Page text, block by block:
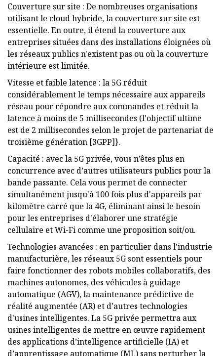
Couverture sur site : De nombreuses organisations
utilisant le cloud hybride, la couverture sur site est
essentielle. En outre, il étend la couverture aux
entreprises situées dans des installations éloignées où
les réseaux publics n'existent pas ou où la couverture
intérieure est limitée.
Vitesse et faible latence : la 5G réduit
considérablement le temps nécessaire aux appareils
réseau pour répondre aux commandes et réduit la
latence à moins de 5 millisecondes (l'objectif ultime
est de 2 millisecondes selon le projet de partenariat de
troisième génération [3GPP]}.
Capacité : avec la 5G privée, vous n’êtes plus en
concurrence avec d’autres utilisateurs publics pour la
bande passante. Cela vous permet de connecter
simultanément jusqu'à 100 fois plus d'appareils par
kilomètre carré que la 4G, éliminant ainsi le besoin
pour les entreprises d'élaborer une stratégie
cellulaire et Wi-Fi comme une proposition soit/ou.
Technologies avancées : en particulier dans l'industrie
manufacturière, les réseaux 5G sont essentiels pour
faire fonctionner des robots mobiles collaboratifs, des
machines autonomes, des véhicules à guidage
automatique (AGV), la maintenance prédictive de
réalité augmentée (AR) et d'autres technologies
d'usines intelligentes. La 5G privée permettra aux
usines intelligentes de mettre en œuvre rapidement
des applications d’intelligence artificielle (IA) et
d’apprentissage automatique (ML) sans perturber la